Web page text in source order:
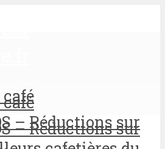
– Réductions sur
– Réductions sur